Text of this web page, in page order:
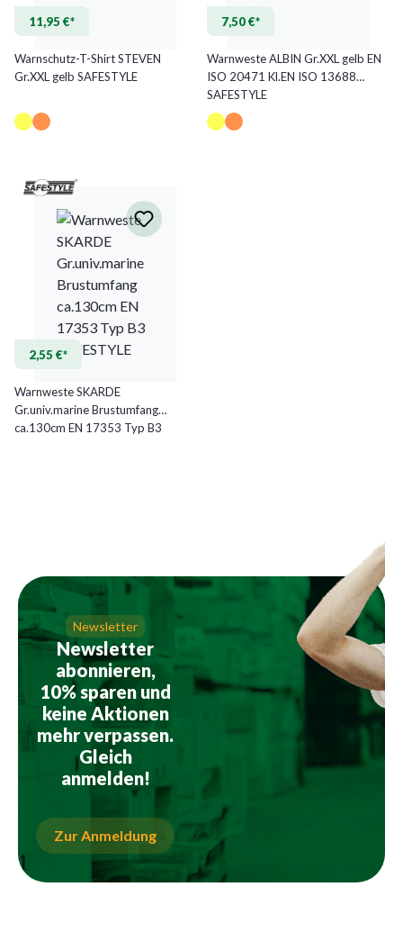
11,95 €*
Warnschutz-T-Shirt STEVEN
Gr.XXL gelb SAFESTYLE
7,50 €*
Warnweste ALBIN Gr.XXL gelb EN
ISO 20471 Kl.EN ISO 13688
SAFESTYLE
2,55 €*
Warnweste SKARDE
Gr.univ.marine Brustumfang
ca.130cm EN 17353 Typ B3
Newsletter
Newsletter
abonnieren,
10% sparen und
keine Aktionen
mehr verpassen.
Gleich
anmelden!
Zur Anmeldung